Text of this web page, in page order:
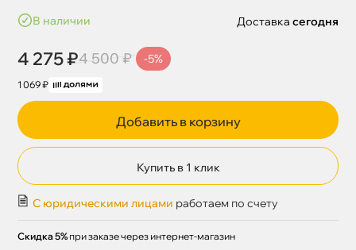
наличии
4 275 ₽4 500 ₽ -5%
1 069 ₽
Доставка сегодня
Добавить в корзину
Купить в 1 клик
С юридическими лицами работаем по счету
Скидка 5% при заказе через интернет-магазин